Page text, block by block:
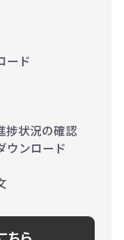
1個当た
ード
捗状況の確認
ウンロード